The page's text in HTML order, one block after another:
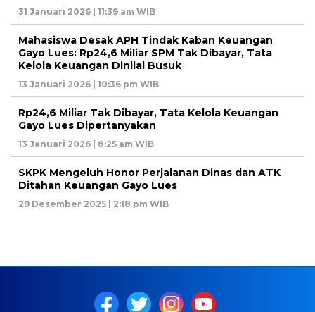
31 Januari 2026 | 11:39 am WIB
Mahasiswa Desak APH Tindak Kaban Keuangan
Gayo Lues: Rp24,6 Miliar SPM Tak Dibayar, Tata
Kelola Keuangan Dinilai Busuk
13 Januari 2026 | 10:36 pm WIB
Rp24,6 Miliar Tak Dibayar, Tata Kelola Keuangan
Gayo Lues Dipertanyakan
13 Januari 2026 | 8:25 am WIB
SKPK Mengeluh Honor Perjalanan Dinas dan ATK
Ditahan Keuangan Gayo Lues
29 Desember 2025 | 2:18 pm WIB